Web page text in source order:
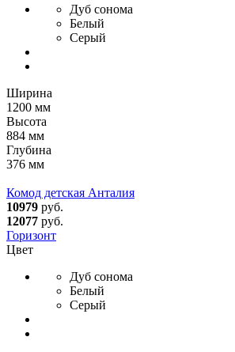
Дуб сонома
Белый
Серый
Ширина
1200 мм
Высота
884 мм
Глубина
376 мм
Комод детская Анталия
10979 руб.
12077 руб.
Горизонт
Цвет
Дуб сонома
Белый
Серый